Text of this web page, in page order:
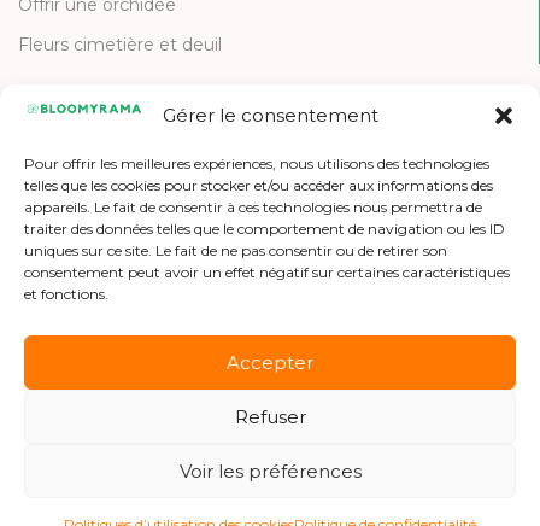
Gérer le consentement
Pour offrir les meilleures expériences, nous utilisons des technologies
telles que les cookies pour stocker et/ou accéder aux informations des
appareils. Le fait de consentir à ces technologies nous permettra de
traiter des données telles que le comportement de navigation ou les ID
uniques sur ce site. Le fait de ne pas consentir ou de retirer son
consentement peut avoir un effet négatif sur certaines caractéristiques
et fonctions.
Accepter
Refuser
Voir les préférences
Offrir une orchidée
Fleurs cimetière et deuil
Contactez-nous
Etre référencé
Offres d'emploi